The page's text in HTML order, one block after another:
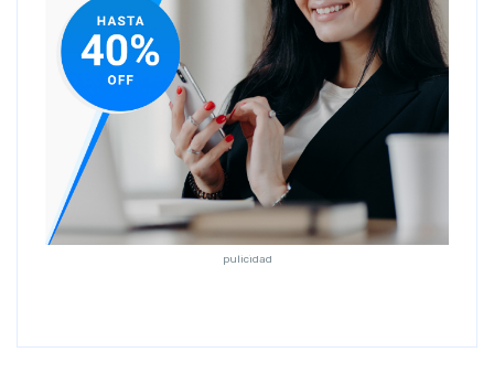
pulicidad